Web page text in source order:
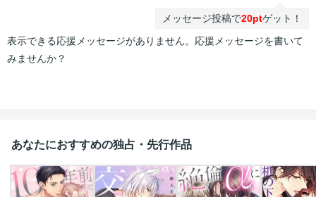
メッセージ投稿で20ptゲット！
表示できる応援メッセージがありません。応援メッセージを書いて
みませんか？
あなたにおすすめの独占・先行作品